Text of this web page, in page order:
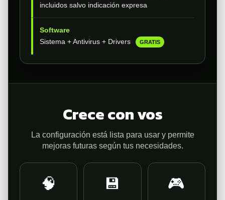
incluidos salvo indicación expresa
Software
Sistema + Antivirus + Drivers
GRATIS
Crece con vos
La configuración está lista para usar y permite
mejoras futuras según tus necesidades.
🧠 💾 🎮